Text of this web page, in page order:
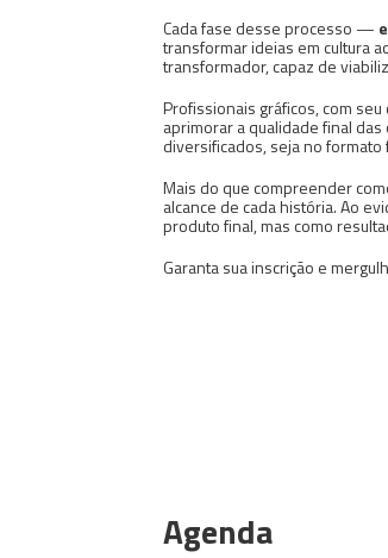
Cada fase desse processo —
transformar ideias em cultura
transformador, capaz de
Profissionais gráficos, com
aprimorar a qualidade final
diversificados, seja no formato
Mais do que compreender
alcance de cada história. Ao
produto final, mas como
Garanta sua inscrição e
Agenda